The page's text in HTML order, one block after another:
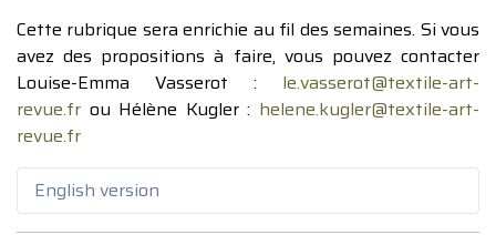
Cette rubrique sera enrichie au fil des semaines. Si vous
avez des propositions à faire, vous pouvez contacter
Louise-Emma Vasserot : le.vasserot@textile-art-
revue.fr ou Hélène Kugler : helene.kugler@textile-art-
revue.fr
English version